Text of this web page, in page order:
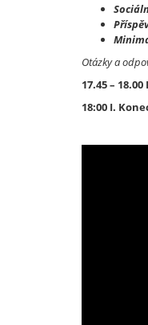
Otázky a
17.45 –
18:00 I.